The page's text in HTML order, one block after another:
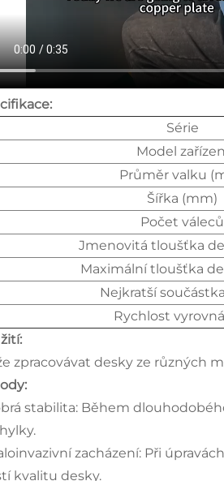
Série
Model
Průměr valku
Šířka (mm)
Počet váleců
Jmenovitá tloušťka
Maximální tloušťka
Nejkratší
Rychlost
zpracovávat desky ze různých
stabilita: Během
zacházení: Při
kvalitu desky.